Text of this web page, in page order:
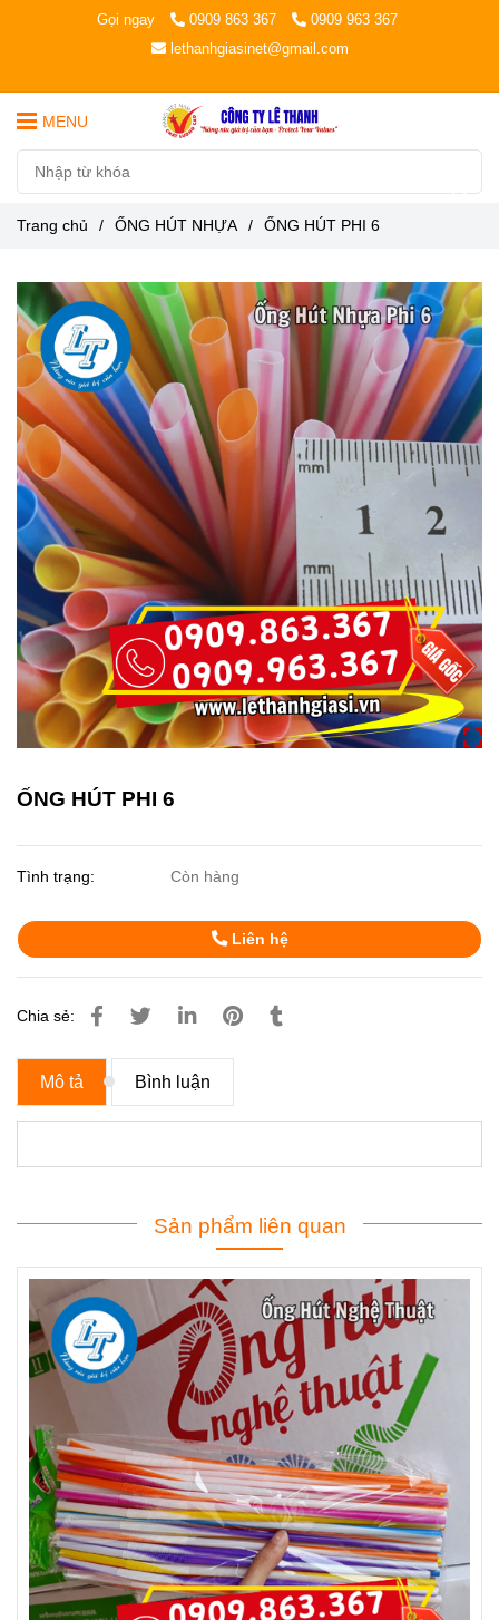
Gọi ngay 0909 863 367
0909 963 367
lethanhgiasinet@gmail.com
MENU
Trang chủ / ỐNG HÚT NHỰA / ỐNG HÚT PHI 6
ỐNG HÚT PHI 6
Tình trạng: Còn hàng
Liên hệ
Chia sẻ:
Mô tả Bình luận
Sản phẩm liên quan